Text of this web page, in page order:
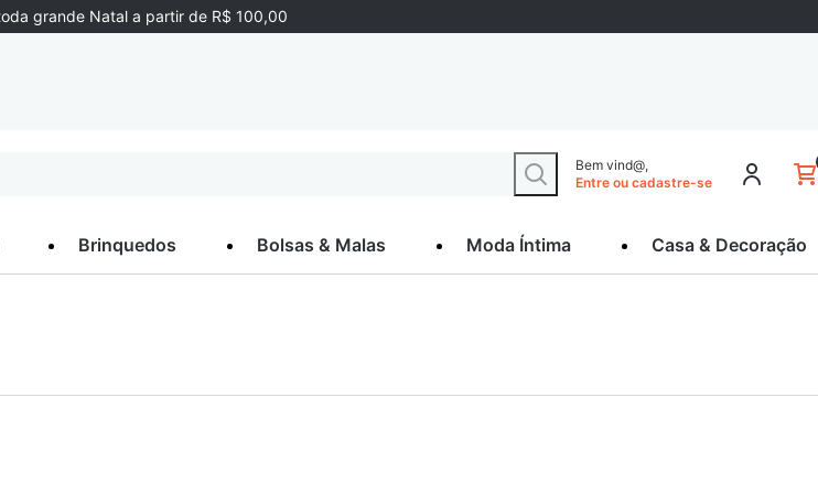
grande Natal a partir de R$ 100,00
Bem vind@,
Entre ou cadastre-se
Brinquedos Bolsas & Malas Moda Íntima Casa & Decoração